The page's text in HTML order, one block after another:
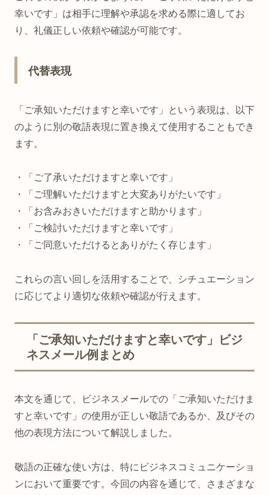
幸いです」は相手に理解や承認を求める際に適してお
り、礼儀正しい依頼や確認が可能です。
代替表現
「ご承知いただけますと幸いです」という表現は、以下
のように別の敬語表現に置き換えて使用することもでき
ます。
・「ご了承いただけますと幸いです」
・「ご理解いただけますと大変ありがたいです」
・「お含みおきいただけますと助かります」
・「ご検討いただけますと幸いです」
・「ご同意いただけるとありがたく存じます」
これらの言い回しを活用することで、シチュエーション
に応じてより適切な依頼や確認が行えます。
「ご承知いただけますと幸いです」ビジ
ネスメール例まとめ
本文を通じて、ビジネスメールでの「ご承知いただけま
すと幸いです」の使用が正しい敬語であるか、及びその
他の表現方法について解説しました。
敬語の正確な使い方は、特にビジネスコミュニケーショ
ンにおいて重要です。今回の内容を通じて、さまざまな